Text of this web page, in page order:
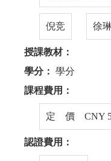
倪竞 徐
授課教材：
學分： 學分
課程費用：
定 價 CNY
認證費用：